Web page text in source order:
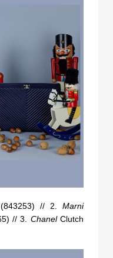
// 2. Marni
// 3. ChanelClutch